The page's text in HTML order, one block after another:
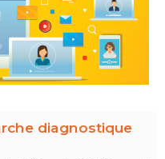
diagnostique